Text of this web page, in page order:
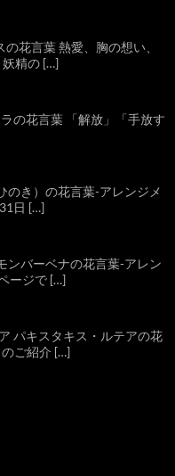
花言葉 熱愛、胸の想い、
妖精の […]
の花言葉 「解放」「手放す
のき）の花言葉-アレンジメ
日 […]
ンバーベナの花言葉-アレン
ージで […]
パキスタキス・ルテアの花
ご紹介 […]